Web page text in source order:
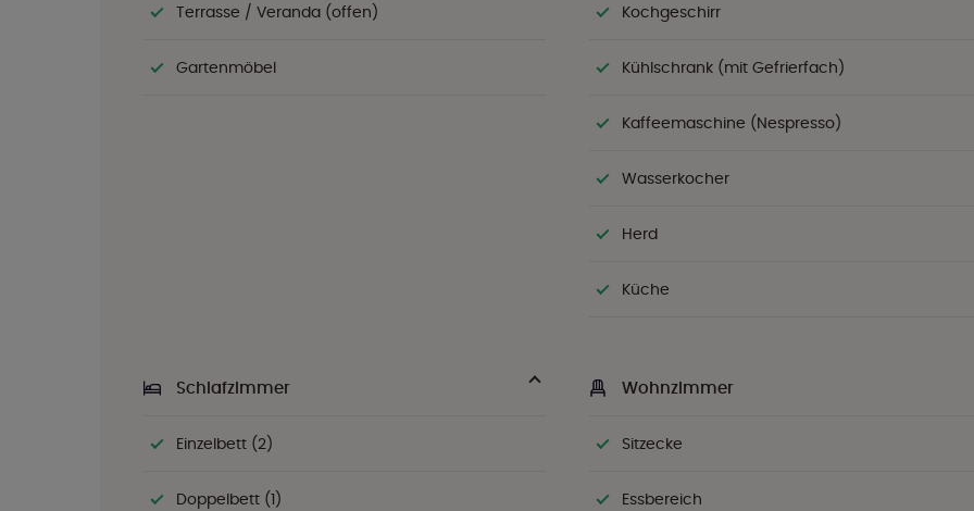
Terrasse / Veranda (offen)
Gartenmöbel
Kochgeschirr
Kühlschrank (mit Gefrierfach)
Kaffeemaschine (Nespresso)
Wasserkocher
Herd
Küche
Schlafzimmer
Einzelbett (2)
Doppelbett (1)
Wohnzimmer
Sitzecke
Essbereich